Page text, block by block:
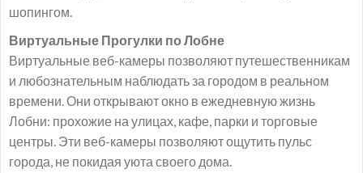
шопингом.
Виртуальные Прогулки по Лобне
Виртуальные веб-камеры позволяют путешественникам
и любознательным наблюдать за городом в реальном
времени. Они открывают окно в ежедневную жизнь
Лобни: прохожие на улицах, кафе, парки и торговые
центры. Эти веб-камеры позволяют ощутить пульс
города, не покидая уюта своего дома.